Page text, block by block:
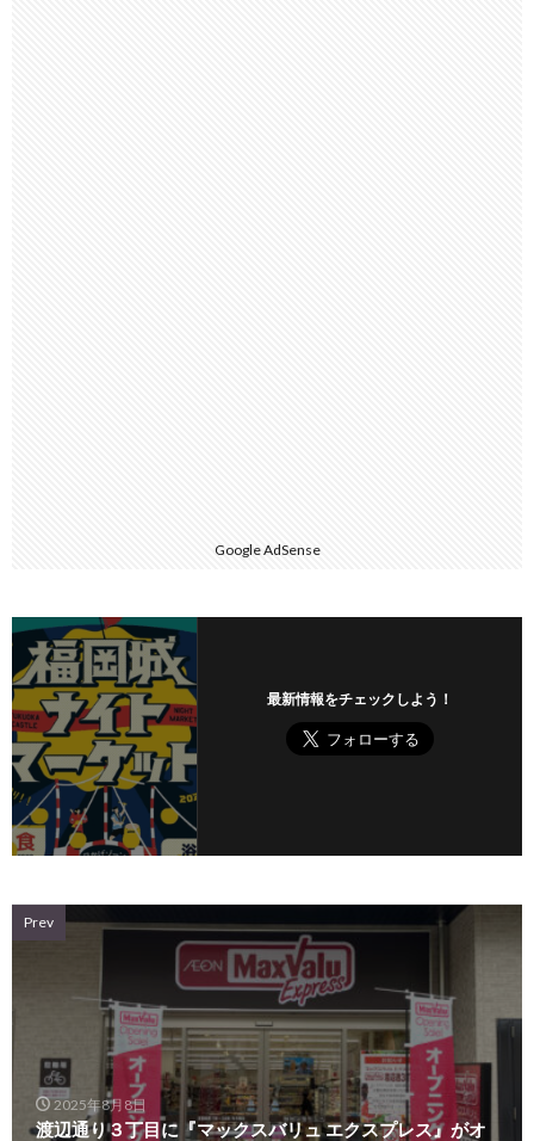
Google AdSense
最新情報をチェックしよう！
Prev
2025年8月8日
渡辺通り３丁目に『マックスバリュ エクスプレス』がオ